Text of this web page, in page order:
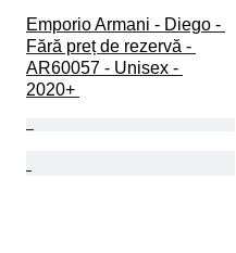
Emporio Armani - Diego -
Fără preț de rezervă -
AR60057 - Unisex -
2020+